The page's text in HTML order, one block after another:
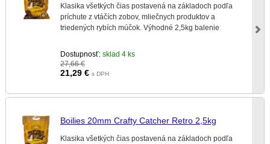
Klasika všetkých čias postavená na základoch podľa
príchute z vtáčích zobov, mliečnych produktov a
triedených rybích múčok. Výhodné 2,5kg balenie
Dostupnosť: sklad 4 ks
27,66 €
21,29 € s DPH
Boilies 20mm Crafty Catcher Retro 2,5kg
Klasika všetkých čias postavená na základoch podľa